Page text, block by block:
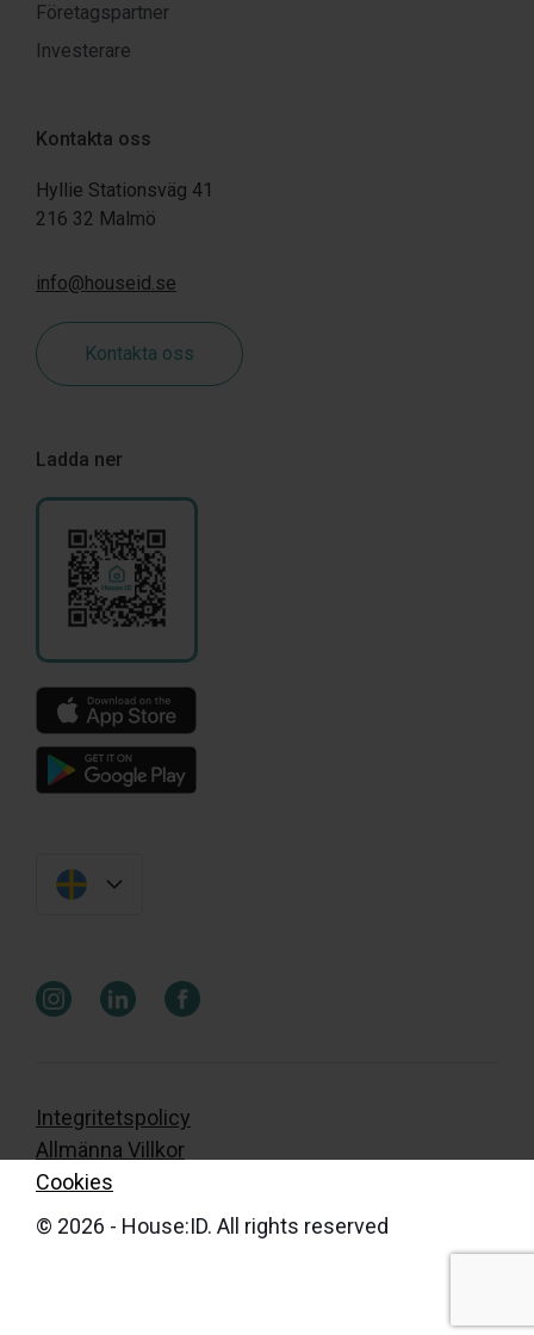
Företagspartner
Investerare
Kontakta oss
Hyllie Stationsväg 41
216 32 Malmö
info@houseid.se
Kontakta oss
Ladda ner
Integritetspolicy
Allmänna Villkor
Cookies
© 2026 - House:ID. All rights reserved